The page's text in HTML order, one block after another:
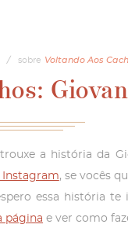
/ sobre Voltando Aos
a história da
Instagram, se vocês
essa história te
página e ver como